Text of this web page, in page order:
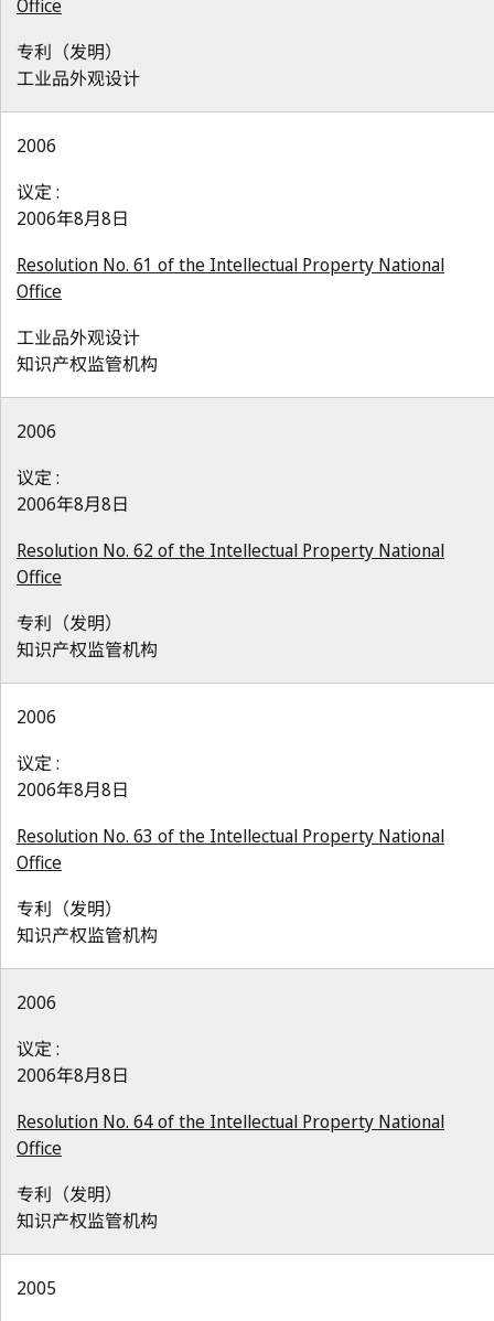
Office
专利（发明）
工业品外观设计
2006
议定 :
2006年8月8日
Resolution No. 61 of the Intellectual Property National
Office
工业品外观设计
知识产权监管机构
2006
议定 :
2006年8月8日
Resolution No. 62 of the Intellectual Property National
Office
专利（发明）
知识产权监管机构
2006
议定 :
2006年8月8日
Resolution No. 63 of the Intellectual Property National
Office
专利（发明）
知识产权监管机构
2006
议定 :
2006年8月8日
Resolution No. 64 of the Intellectual Property National
Office
专利（发明）
知识产权监管机构
2005